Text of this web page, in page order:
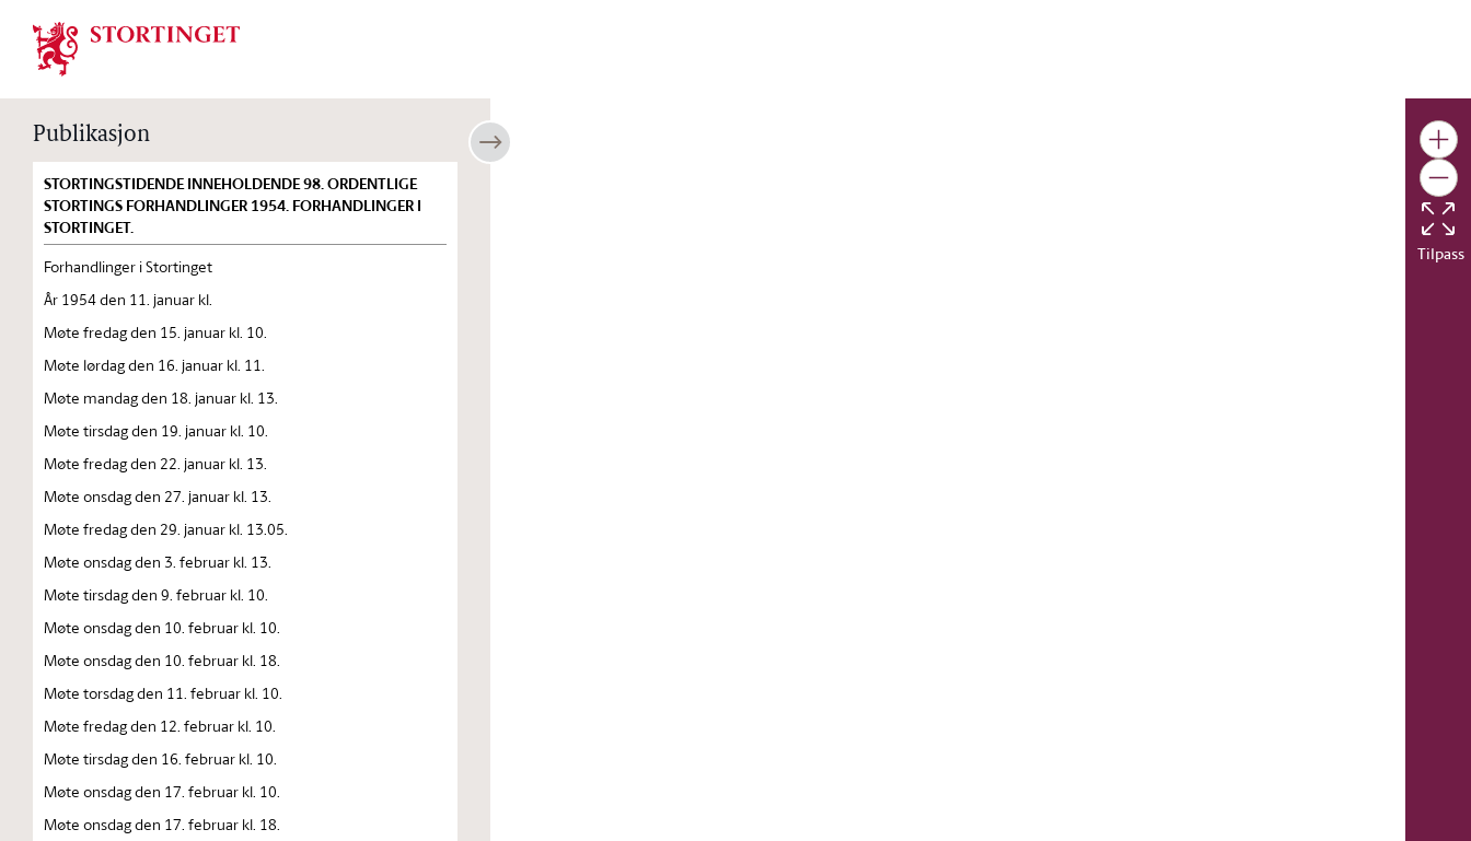
Stortinget.no
Publikasjon
STORTINGSTIDENDE INNEHOLDENDE 98. ORDENTLIGE
STORTINGS FORHANDLINGER 1954. FORHANDLINGER I
STORTINGET.
Forhandlinger i Stortinget
År 1954 den 11. januar kl.
Møte fredag den 15. januar kl. 10.
Møte lørdag den 16. januar kl. 11.
Møte mandag den 18. januar kl. 13.
Møte tirsdag den 19. januar kl. 10.
Møte fredag den 22. januar kl. 13.
Møte onsdag den 27. januar kl. 13.
Møte fredag den 29. januar kl. 13.05.
Møte onsdag den 3. februar kl. 13.
Møte tirsdag den 9. februar kl. 10.
Møte onsdag den 10. februar kl. 10.
Møte onsdag den 10. februar kl. 18.
Møte torsdag den 11. februar kl. 10.
Møte fredag den 12. februar kl. 10.
Møte tirsdag den 16. februar kl. 10.
Møte onsdag den 17. februar kl. 10.
Møte onsdag den 17. februar kl. 18.